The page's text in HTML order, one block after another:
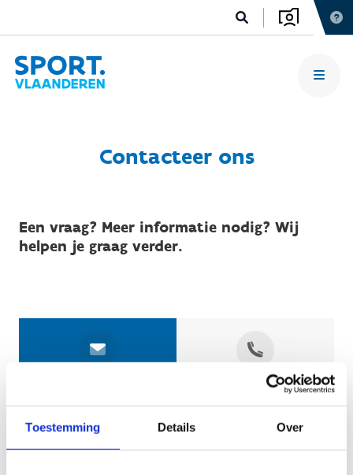
Toestemming Details Over
Contacteer ons
Een vraag? Meer informatie nodig? Wij
helpen je graag verder.